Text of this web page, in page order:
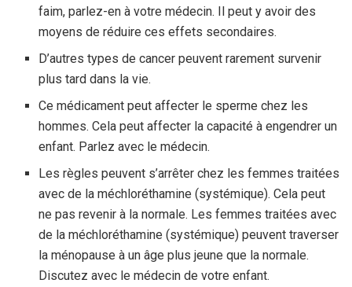
faim, parlez-en à votre médecin. Il peut y avoir des
moyens de réduire ces effets secondaires.
D’autres types de cancer peuvent rarement survenir
plus tard dans la vie.
Ce médicament peut affecter le sperme chez les
hommes. Cela peut affecter la capacité à engendrer un
enfant. Parlez avec le médecin.
Les règles peuvent s’arrêter chez les femmes traitées
avec de la méchloréthamine (systémique). Cela peut
ne pas revenir à la normale. Les femmes traitées avec
de la méchloréthamine (systémique) peuvent traverser
la ménopause à un âge plus jeune que la normale.
Discutez avec le médecin de votre enfant.